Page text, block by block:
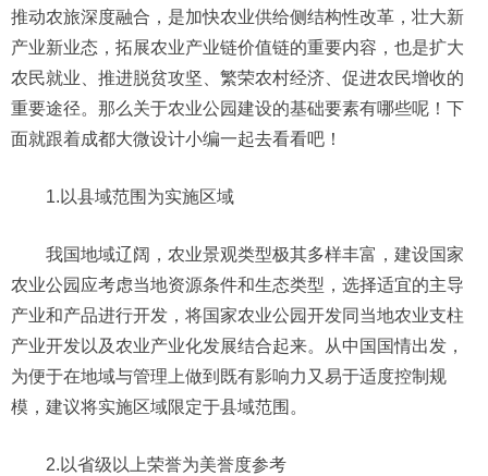
推动农旅深度融合，是加快农业供给侧结构性改革，壮大新
产业新业态，拓展农业产业链价值链的重要内容，也是扩大
农民就业、推进脱贫攻坚、繁荣农村经济、促进农民增收的
重要途径。那么关于农业公园建设的基础要素有哪些呢！下
面就跟着成都大微设计小编一起去看看吧！
1.以县域范围为实施区域
我国地域辽阔，农业景观类型极其多样丰富，建设国家
农业公园应考虑当地资源条件和生态类型，选择适宜的主导
产业和产品进行开发，将国家农业公园开发同当地农业支柱
产业开发以及农业产业化发展结合起来。从中国国情出发，
为便于在地域与管理上做到既有影响力又易于适度控制规
模，建议将实施区域限定于县域范围。
2.以省级以上荣誉为美誉度参考